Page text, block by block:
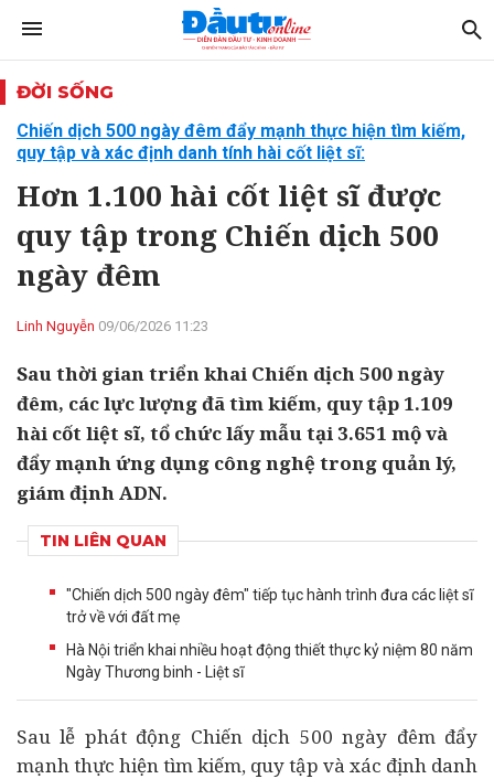
ĐỜI SỐNG
Chiến dịch 500 ngày đêm đẩy mạnh thực hiện tìm kiếm,
quy tập và xác định danh tính hài cốt liệt sĩ:
Hơn 1.100 hài cốt liệt sĩ được
quy tập trong Chiến dịch 500
ngày đêm
Linh Nguyễn 09/06/2026 11:23
Sau thời gian triển khai Chiến dịch 500 ngày
đêm, các lực lượng đã tìm kiếm, quy tập 1.109
hài cốt liệt sĩ, tổ chức lấy mẫu tại 3.651 mộ và
đẩy mạnh ứng dụng công nghệ trong quản lý,
giám định ADN.
TIN LIÊN QUAN
"Chiến dịch 500 ngày đêm" tiếp tục hành trình đưa các liệt sĩ
trở về với đất mẹ
Hà Nội triển khai nhiều hoạt động thiết thực kỷ niệm 80 năm
Ngày Thương binh - Liệt sĩ
Sau lễ phát động Chiến dịch 500 ngày đêm đẩy
mạnh thực hiện tìm kiếm, quy tập và xác định danh